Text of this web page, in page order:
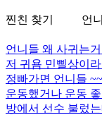
찐친 찾기 언
언니들 왜 사귀는
저 귀욤 민삘상이라
정빠가면 언니들 ~~
운동했거나 운동
방에서 선수 불렀는